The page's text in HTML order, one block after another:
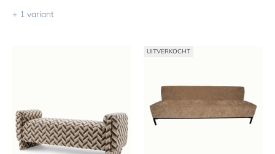
+ 1 variant
UITVERKOCHT